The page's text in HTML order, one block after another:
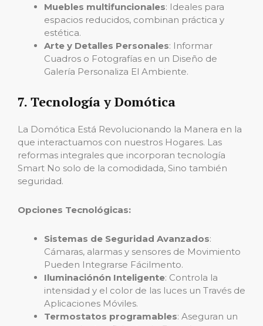
Muebles multifuncionales: Ideales para
espacios reducidos, combinan práctica y
estética.
Arte y Detalles Personales: Informar
Cuadros o Fotografías en un Diseño de
Galería Personaliza El Ambiente.
7. Tecnología y Domótica
La Domótica Está Revolucionando la Manera en la
que interactuamos con nuestros Hogares. Las
reformas integrales que incorporan tecnología
Smart No solo de la comodidada, Sino también
seguridad.
Opciones Tecnológicas:
Sistemas de Seguridad Avanzados:
Cámaras, alarmas y sensores de Movimiento
Pueden Integrarse Fácilmento.
Iluminaciónón Inteligente: Controla la
intensidad y el color de las luces un Través de
Aplicaciones Móviles.
Termostatos programables: Aseguran un